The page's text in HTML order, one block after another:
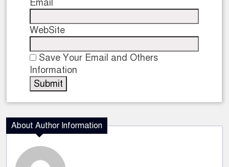
Email
WebSite
Save Your Email and Others
Information
About Author Information